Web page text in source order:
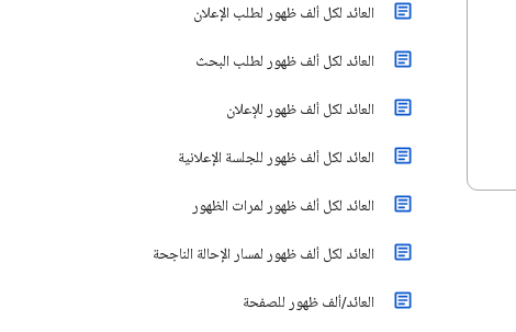
العائد لكل ألف ظهور لطلب الإعلان
العائد لكل ألف ظهور لطلب البحث
العائد لكل ألف ظهور للإعلان
العائد لكل ألف ظهور للجلسة الإعلانية
العائد لكل ألف ظهور لمرات الظهور
العائد لكل ألف ظهور لمسار الإحالة الناجحة
العائد/ألف ظهور للصفحة